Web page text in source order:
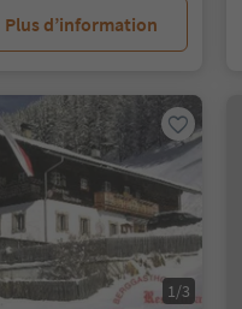
Plus d’information
1/3